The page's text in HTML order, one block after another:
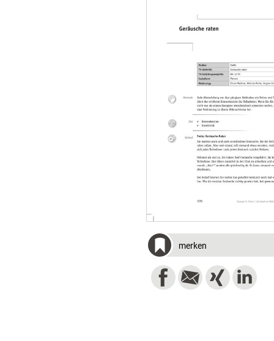
merken